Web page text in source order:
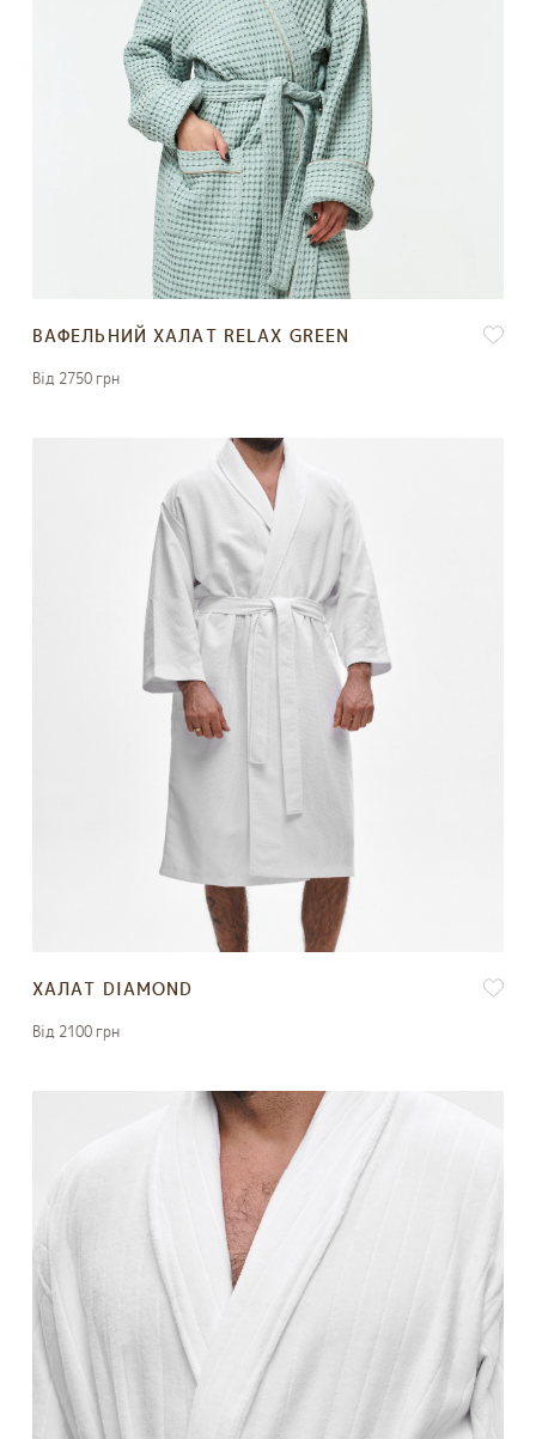
ВАФЕЛЬНИЙ ХАЛАТ RELAX GREEN
Вiд 2750 грн
ХАЛАТ DIAMOND
Вiд 2100 грн